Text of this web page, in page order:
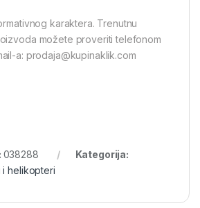
karaktera. Trenutnu
možete proveriti telefonom
a: prodaja@kupinaklik.com
038288
Kategorija:
i helikopteri